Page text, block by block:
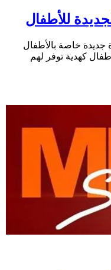
للأطفال
جديدة خاصة بالأطفال
كهدية توفر لهم